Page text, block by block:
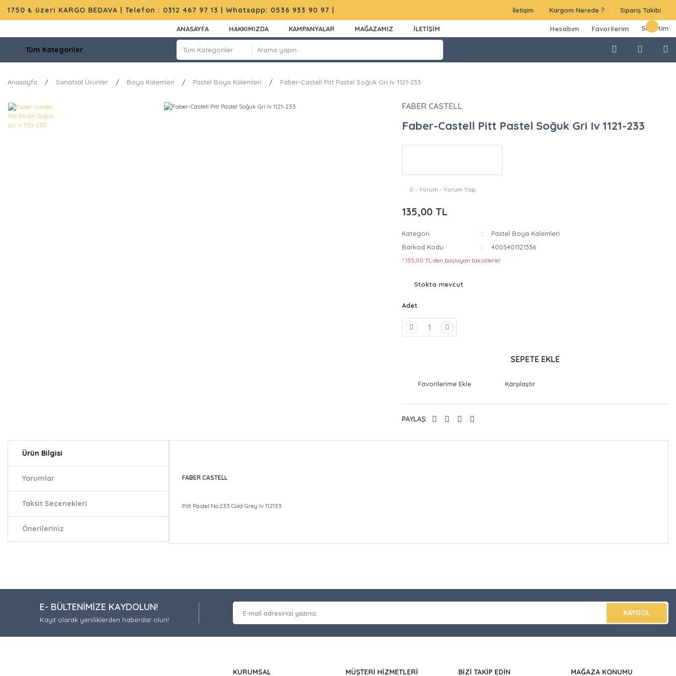
1750 ₺ üzeri KARGO BEDAVA | Telefon : 0312 467 97 13 | Whatsapp: 0536 933 90 97 | İletişim Kargom Nerede ? Sipariş Takibi
ANASAYFA HAKKIMIZDA KAMPANYALAR MAĞAZAMIZ İLETİŞİM Hesabım Favorilerim Sepetim
Tüm Kategoriler
Anasayfa Sanatsal Ürünler Boya Kalemleri Pastel Boya Kalemleri Faber-Castell Pitt Pastel Soğuk Gri Iv 1121-233
FABER CASTELL
Faber-Castell Pitt Pastel Soğuk Gri Iv 1121-233
0 - Yorum - Yorum Yap
135,00 TL
Kategori
Pastel Boya Kalemleri
Barkod Kodu
4005401121336
* 135,00 TL den başlayan taksitlerle!
Stokta mevcut
Adet
SEPETE EKLE
Karşılaştır
PAYLAŞ:
Ürün Bilgisi
Yorumlar
Taksit Seçenekleri
Önerileriniz
FABER CASTELL
Pıtt Pastel No:233 Cold Grey Iv 112133
Ürün açıklamasında eksik bilgiler bulunuyor.
Ürün bilgilerinde hatalar bulunuyor.
Ürün fiyatı diğer sitelerden daha pahalı.
E- BÜLTENİMİZE KAYDOLUN!
Kayıt olarak yeniliklerden haberdar olun!
KAYDOL
KURUMSAL MÜŞTERİ HİZMETLERİ BİZİ TAKİP EDİN MAĞAZA KONUMU